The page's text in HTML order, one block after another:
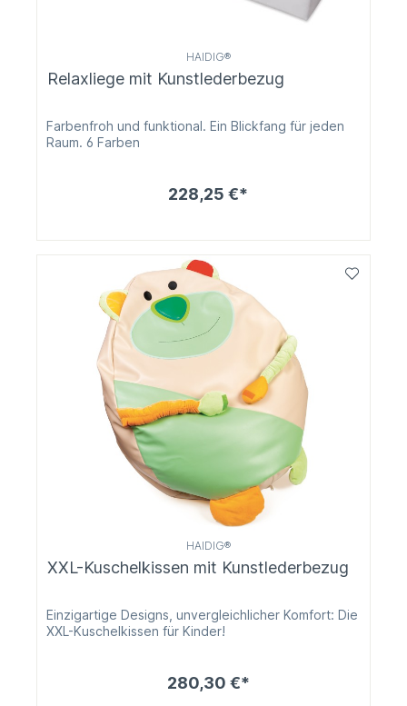
HAIDIG®
Relaxliege mit Kunstlederbezug
Farbenfroh und funktional. Ein Blickfang für jeden
Raum. 6 Farben
228,25 €*
HAIDIG®
XXL-Kuschelkissen mit Kunstlederbezug
Einzigartige Designs, unvergleichlicher Komfort: Die
XXL-Kuschelkissen für Kinder!
280,30 €*